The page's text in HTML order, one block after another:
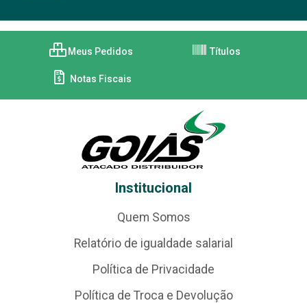
Meus Pedidos Títulos
Notas Fiscais
Institucional
Quem Somos
Relatório de igualdade salarial
Política de Privacidade
Política de Troca e Devolução